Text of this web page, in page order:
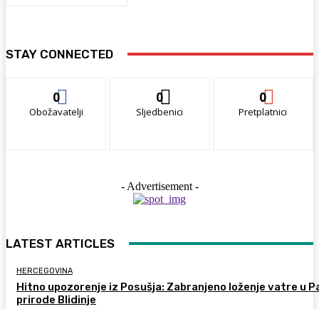
STAY CONNECTED
0
Obožavatelji
0
Sljedbenici
0
Pretplatnici
- Advertisement -
LATEST ARTICLES
HERCEGOVINA
Hitno upozorenje iz Posušja: Zabranjeno loženje vatre u
prirode Blidinje